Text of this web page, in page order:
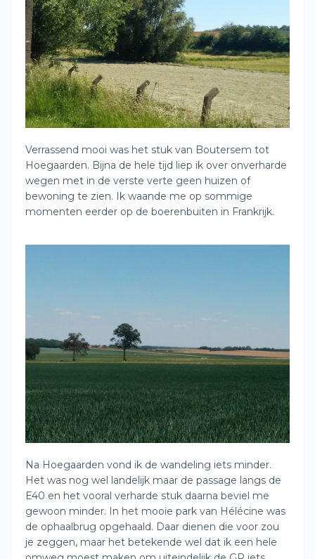
Verrassend mooi was het stuk van Boutersem tot
Hoegaarden. Bijna de hele tijd liep ik over onverharde
wegen met in de verste verte geen huizen of
bewoning te zien. Ik waande me op sommige
momenten eerder op de boerenbuiten in Frankrijk.
Na Hoegaarden vond ik de wandeling iets minder.
Het was nog wel landelijk maar de passage langs de
E40 en het vooral verharde stuk daarna beviel me
gewoon minder. In het mooie park van Hélécine was
de ophaalbrug opgehaald. Daar dienen die voor zou
je zeggen, maar het betekende wel dat ik een hele